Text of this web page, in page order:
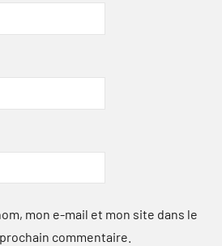
mon e-mail et mon site dans le
commentaire.